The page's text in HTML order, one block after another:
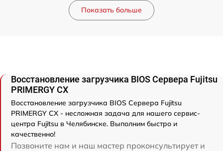
Показать больше
Восстановление загрузчика BIOS Сервера Fujitsu
PRIMERGY CX
Восстановление загрузчика BIOS Сервера Fujitsu
PRIMERGY CX - несложная задача для нашего сервис-
центра Fujitsu в Челябинске. Выполним быстро и
качественно!
Позвоните нам и наш мастер проконсультирует и